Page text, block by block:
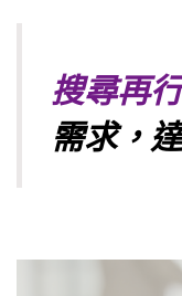
搜尋再
需求，